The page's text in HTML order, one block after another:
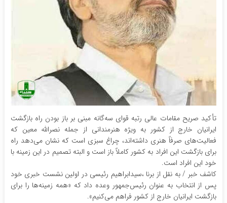
تأکید صریح مقامات عالی رتبه قوای سه‌گانه مبنی بر باز بودن راه بازگشت
ایرانیان خارج از کشور به ویژه هنرمندانی از جمله نصرالله معین که
فعالیت‌های صرفاً هنری داشته‌اند، چراغ سبزی است که نشان می‌دهد راه
برای بازگشت این افراد به کشور کاملاً باز است و البته تصمیم در این زمینه با
خود این افراد است.
کاشف خبر / به نقل از برنا ،سیدابراهیم رئیسی در اولین نشست خبری خود
پس از انتخاب به عنوان رئیس‌جمهور وعده داد که «همه زمینه‌ها را برای
بازگشت ایرانیان خارج از کشور فراهم می‌کنیم».